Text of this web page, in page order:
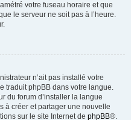
votre fuseau horaire et que
le serveur ne soit pas à l’heure.
n’ait pas installé votre
traduit phpBB dans votre langue.
du forum d’installer la langue
à créer et partager une nouvelle
sur le site Internet de phpBB®.